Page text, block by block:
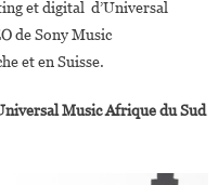
et digital d’Universal
de Sony Music
et en Suisse.
Music Afrique du Sud